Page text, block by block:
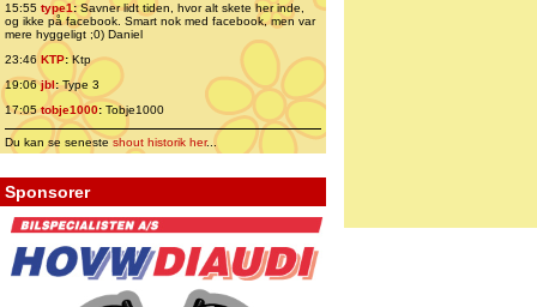
15:55 type1:Savner lidt tiden, hvor alt skete her inde,
og ikke på facebook. Smart nok med facebook, men var
mere hyggeligt ;0) Daniel
23:46 KTP:Ktp
19:06jbl:Type 3
17:05tobje1000: Tobje1000
Du kan se senesteshout historik her...
Sponsorer